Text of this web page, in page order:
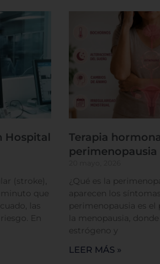
Hospital
(stroke),
que
las
En
Terapia
perimenopausia
¿Qué es la
aparecen los
perimenopausia es el
la menopausia,
estrógeno y
LEER MÁS »